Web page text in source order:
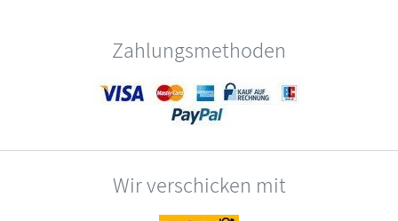
Zahlungsmethoden
Wir verschicken mit